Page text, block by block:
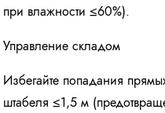
при влажности ≤60%).
Управление складом
Избегайте попадания
штабеля ≤1,5 м